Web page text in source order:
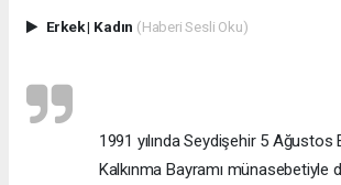
Erkek| Kadın (Haberi Sesli Oku)
1991 yılında Seydişehir 5 Ağustos
Kalkınma Bayramı münasebetiyle